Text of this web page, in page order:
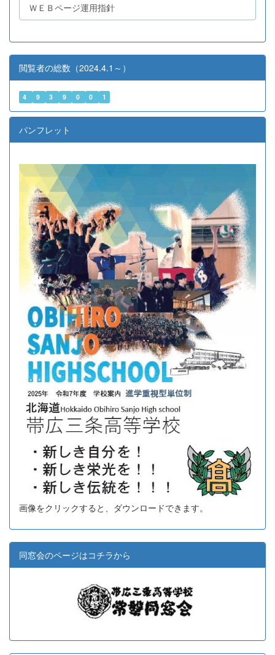
ＷＥＢページ運用指針
閲覧者の総数（2024.4.1～）
4 9 3 9 0 0 1
パンフレット
画像をクリックすると、ダウンロードできます。
同窓会のページはコチラから